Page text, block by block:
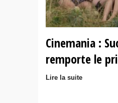
Cinemania :
remporte le
Lire la suite